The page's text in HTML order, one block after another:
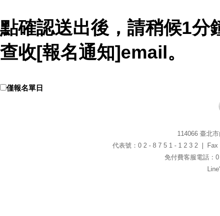
點確認送出後，請稍候1分
查收[報名通知]email。
僅報名單日
114066 臺北
代表號：0 2 - 8 7 5 1 - 1 2 3 2 |
免付費客服電話：